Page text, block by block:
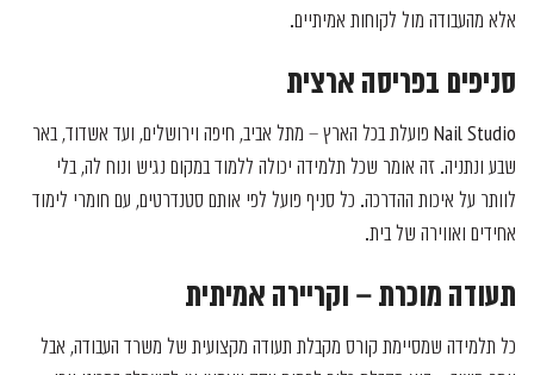
אלא מהעבודה מול לקוחות אמיתיים.
סניפים בפריסה ארצית
Nail Studio פועלת בכל הארץ – מתל אביב, חיפה וירושלים, ועד אשדוד, באר
שבע ונתניה. זה אומר שכל תלמידה יכולה ללמוד במקום נגיש ונוח לה, בלי
לוותר על איכות ההדרכה. כל סניף פועל לפי אותם סטנדרטים, עם חומרי לימוד
אחידים ואווירה של בית.
תעודה מוכרת – וקריירה אמיתית
כל תלמידה שמסיימת קורס מקבלת תעודה מקצועית של משרד העבודה, אבל